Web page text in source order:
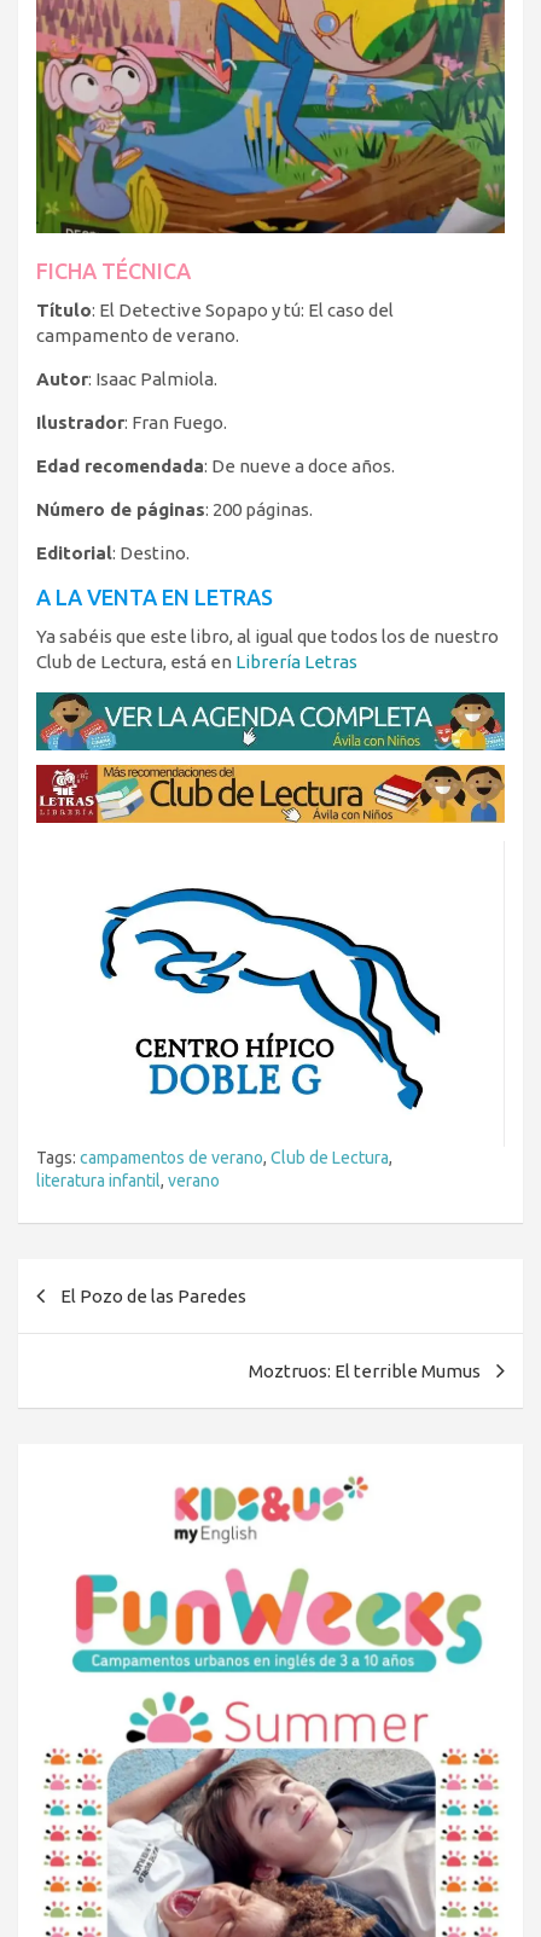
FICHA TÉCNICA
Título: El Detective Sopapo y tú: El caso del
campamento de verano.
Autor: Isaac Palmiola.
Ilustrador: Fran Fuego.
Edad recomendada: De nueve a doce años.
Número de páginas: 200 páginas.
Editorial: Destino.
A LA VENTA EN LETRAS
Ya sabéis que este libro, al igual que todos los de nuestro
Club de Lectura, está en Librería Letras
Tags: campamentos de verano, Club de Lectura,
literatura infantil, verano
El Pozo de las Paredes
Moztruos: El terrible Mumus